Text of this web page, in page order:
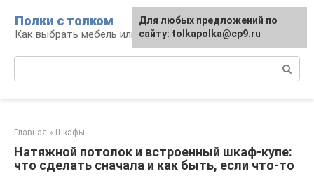
контенту
Полки с толком
Как выбрать мебель или сделать ее самому
Главная » Шкафы
Натяжной потолок и встроенный шкаф-купе:
что сделать сначала и как быть, если что-то
Для любых предложений по
сайту: tolkapolka@cp9.ru